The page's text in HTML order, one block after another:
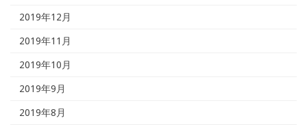
2019年12月
2019年11月
2019年10月
2019年9月
2019年8月